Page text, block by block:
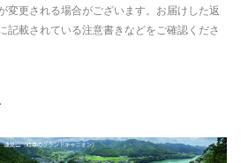
変更される場合がございます。お届けした返
記載されている注意書きなどをご確認くださ